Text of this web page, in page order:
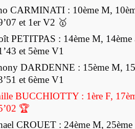
CARMINATI : 10ème M,
et 1er V2 🥇
PETITPAS : 14ème M, 14ème
et 5ème V1
DARDENNE : 15ème M,
et 6ème V1
BUCCHIOTTY : 1ère F,
🏆
CROUET : 24ème M, 25ème